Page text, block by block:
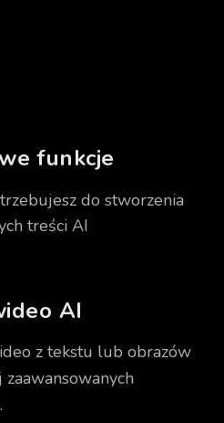
funkcje
do stworzenia
treści AI
AI
z tekstu lub obrazów